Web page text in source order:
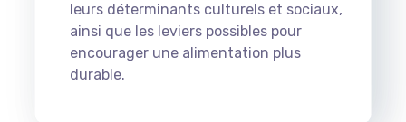
leurs déterminants culturels et sociaux,
ainsi que les leviers possibles pour
encourager une alimentation plus
durable.